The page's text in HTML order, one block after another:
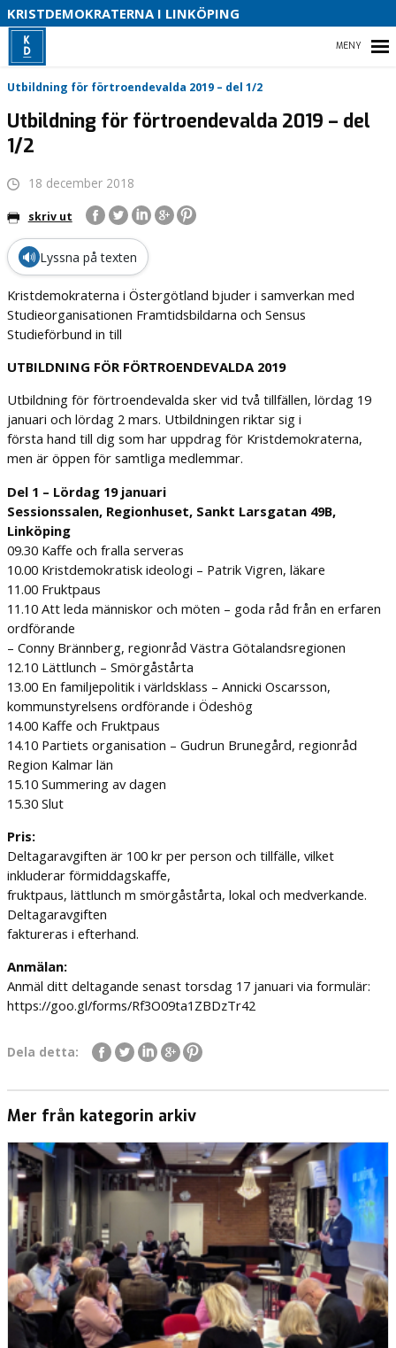
KRISTDEMOKRATERNA I LINKÖPING
HEM
VÅR POLITIK
KONTAKTA OSS
Utbildning för förtroendevalda 2019 – del 1/2
Utbildning för förtroendevalda 2019 – del
1/2
18 december 2018
skriv ut
🔊 Lyssna på texten
Kristdemokraterna i Östergötland bjuder i samverkan med
Studieorganisationen Framtidsbildarna och Sensus
Studieförbund in till
UTBILDNING FÖR FÖRTROENDEVALDA 2019
Utbildning för förtroendevalda sker vid två tillfällen, lördag 19
januari och lördag 2 mars. Utbildningen riktar sig i
första hand till dig som har uppdrag för Kristdemokraterna,
men är öppen för samtliga medlemmar.
Del 1 – Lördag 19 januari
Sessionssalen, Regionhuset, Sankt Larsgatan 49B,
Linköping
09.30 Kaffe och fralla serveras
10.00 Kristdemokratisk ideologi – Patrik Vigren, läkare
11.00 Fruktpaus
11.10 Att leda människor och möten – goda råd från en erfaren
ordförande
– Conny Brännberg, regionråd Västra Götalandsregionen
12.10 Lättlunch – Smörgåstårta
13.00 En familjepolitik i världsklass – Annicki Oscarsson,
kommunstyrelsens ordförande i Ödeshög
14.00 Kaffe och Fruktpaus
14.10 Partiets organisation – Gudrun Brunegård, regionråd
Region Kalmar län
15.10 Summering av dagen
15.30 Slut
Pris:
Deltagaravgiften är 100 kr per person och tillfälle, vilket
inkluderar förmiddagskaffe,
fruktpaus, lättlunch m smörgåstårta, lokal och medverkande.
Deltagaravgiften
faktureras i efterhand.
Anmälan:
Anmäl ditt deltagande senast torsdag 17 januari via formulär:
https://goo.gl/forms/Rf3O09ta1ZBDzTr42
Dela detta:
Mer från kategorin arkiv